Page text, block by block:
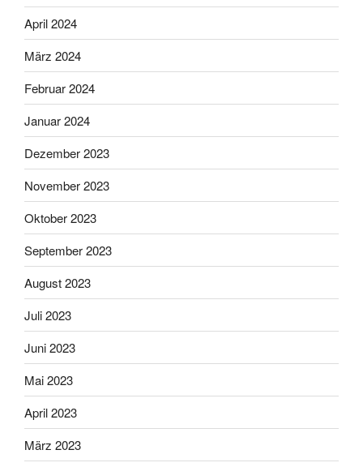
April 2024
März 2024
Februar 2024
Januar 2024
Dezember 2023
November 2023
Oktober 2023
September 2023
August 2023
Juli 2023
Juni 2023
Mai 2023
April 2023
März 2023